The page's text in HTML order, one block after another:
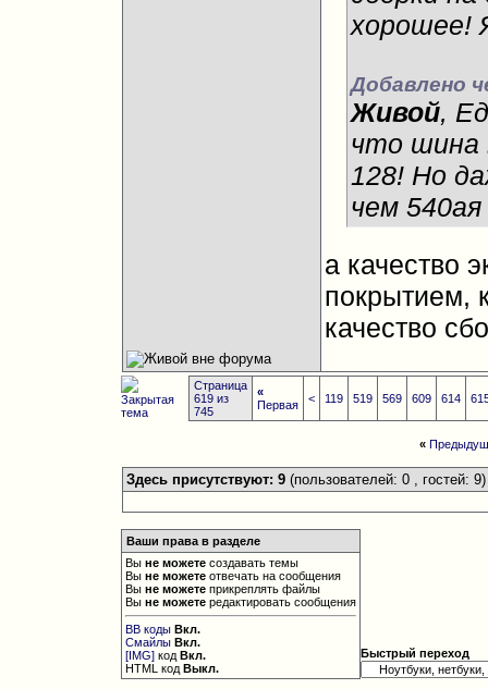
хорошее!
Добавлено
Живой,
что шина
128! Но
чем
а качество
покрытием,
качество
Страница
619 из
745
«
Первая
< 119 519 569 609 614
«
Здесь присутствуют: 9 (пользователей: 0 , гостей: 9)
Ваши права в разделе
Выне можете создавать темы
Выне можете отвечать на сообщения
Выне можете прикреплять файлы
Выне можете редактировать сообщения
BB коды Вкл.
Смайлы Вкл.
[IMG] кодВкл.
HTML кодВыкл.
Быстрый переход